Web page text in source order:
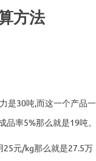
方法
是30吨,而这一个产品
率5%那么就是19吨。
元/kg那么就是27.5